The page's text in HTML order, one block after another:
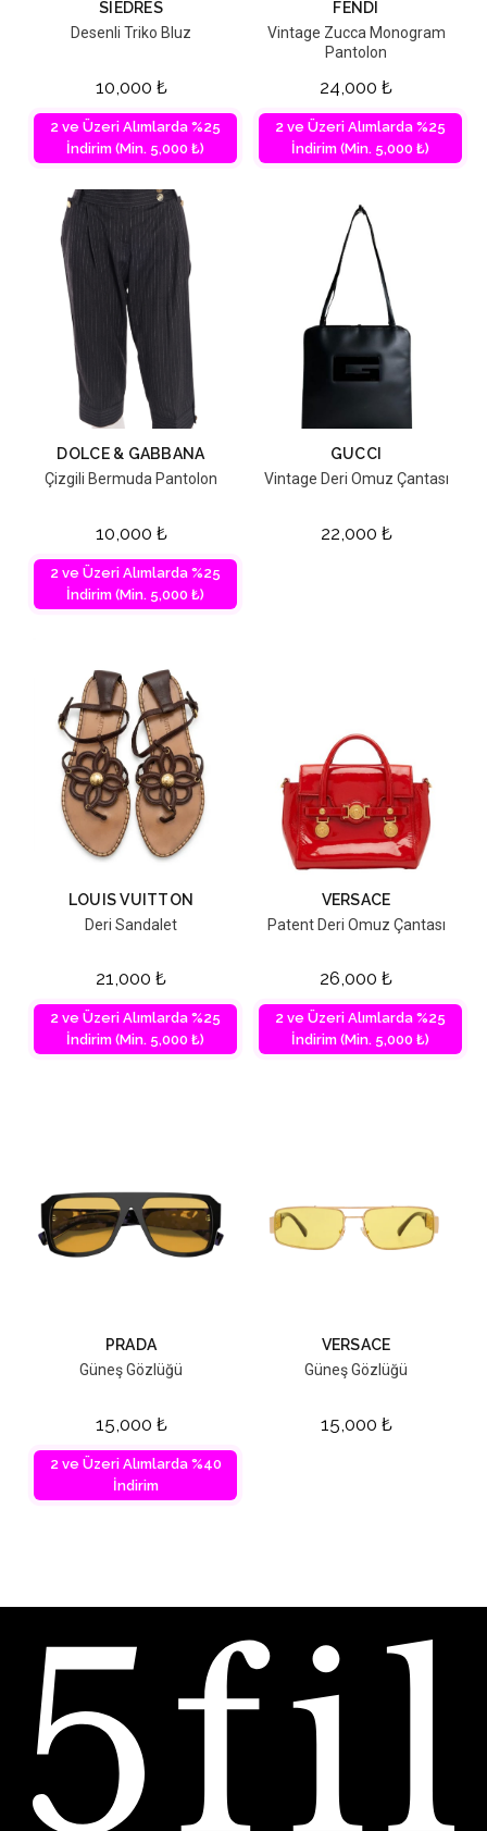
SIEDRES
Desenli Triko Bluz
10,000 ₺
2 ve Üzeri Alımlarda %25
İndirim (Min. 5,000 ₺)
FENDI
Vintage Zucca Monogram
Pantolon
24,000 ₺
2 ve Üzeri Alımlarda %25
İndirim (Min. 5,000 ₺)
DOLCE & GABBANA
Çizgili Bermuda Pantolon
10,000 ₺
2 ve Üzeri Alımlarda %25
İndirim (Min. 5,000 ₺)
GUCCI
Vintage Deri Omuz Çantası
22,000 ₺
LOUIS VUITTON
Deri Sandalet
21,000 ₺
2 ve Üzeri Alımlarda %25
İndirim (Min. 5,000 ₺)
VERSACE
Patent Deri Omuz Çantası
26,000 ₺
2 ve Üzeri Alımlarda %25
İndirim (Min. 5,000 ₺)
PRADA
Güneş Gözlüğü
15,000 ₺
2 ve Üzeri Alımlarda %40
İndirim
VERSACE
Güneş Gözlüğü
15,000 ₺